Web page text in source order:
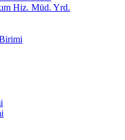
Hiz. Müd. Yrd.